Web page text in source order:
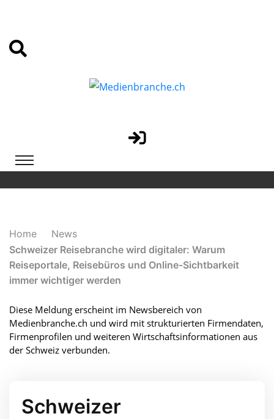
Home
News
Schweizer Reisebranche wird digitaler: Warum
Reiseportale, Reisebüros und Online-Sichtbarkeit
immer wichtiger werden
Diese Meldung erscheint im Newsbereich von
Medienbranche.ch und wird mit strukturierten Firmendaten,
Firmenprofilen und weiteren Wirtschaftsinformationen aus
der Schweiz verbunden.
Schweizer